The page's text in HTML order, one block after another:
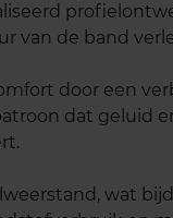
van de band
door een
dat geluid
wat